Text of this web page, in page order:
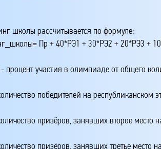
школы рассчитывается по формуле:
Пр + 40*РЭ1 + 30*РЭ2 + 20*РЭ3 +
процент участия в олимпиаде от общего
победителей на республиканском
призёров, занявших второе место
призёров, занявших третье место